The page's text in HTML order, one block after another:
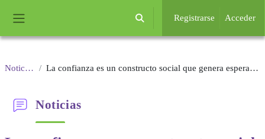
Selector de búsqueda de entrada
Registrarse Acceder
Noticias La confianza es un constructo social que genera esperanza
Noticias